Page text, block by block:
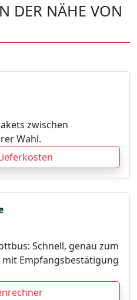
DER NÄHE VON
zwischen
Wahl.
Schnell, genau zum
Empfangsbestätigung